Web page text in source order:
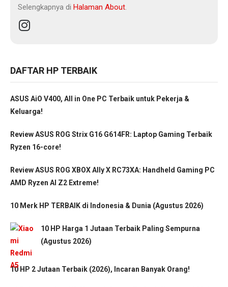
Selengkapnya di Halaman About.
DAFTAR HP TERBAIK
ASUS AiO V400, All in One PC Terbaik untuk Pekerja &
Keluarga!
Review ASUS ROG Strix G16 G614FR: Laptop Gaming Terbaik
Ryzen 16-core!
Review ASUS ROG XBOX Ally X RC73XA: Handheld Gaming PC
AMD Ryzen AI Z2 Extreme!
10 Merk HP TERBAIK di Indonesia & Dunia (Agustus 2026)
10 HP Harga 1 Jutaan Terbaik Paling Sempurna
(Agustus 2026)
10 HP 2 Jutaan Terbaik (2026), Incaran Banyak Orang!